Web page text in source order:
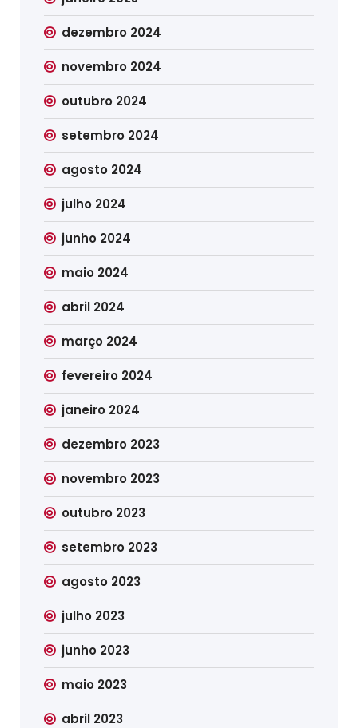
dezembro 2024
novembro 2024
outubro 2024
setembro 2024
agosto 2024
julho 2024
junho 2024
maio 2024
abril 2024
março 2024
fevereiro 2024
janeiro 2024
dezembro 2023
novembro 2023
outubro 2023
setembro 2023
agosto 2023
julho 2023
junho 2023
maio 2023
abril 2023